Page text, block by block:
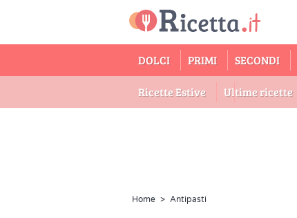
DOLCI PRIMI SECONDI
Ricette Estive Ultime ricette
Home > Antipasti